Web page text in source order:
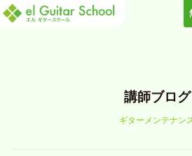
講師ブログ
ギターメンテナン